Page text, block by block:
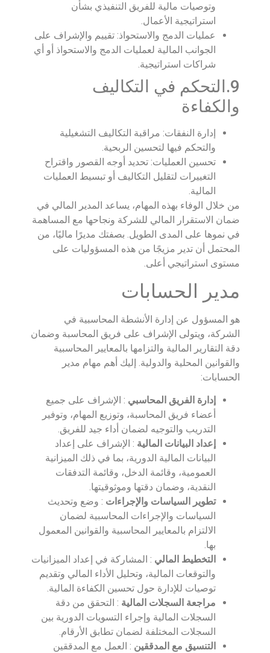
وتوصيات مالية للفريق التنفيذي بشأن
استراتيجية الأعمال.
عمليات الدمج والاستحواذ: تقييم والإشراف على
الجوانب المالية لعمليات الدمج والاستحواذ أو أي
شراكات استراتيجية.
9.التحكم في التكاليف
والكفاءة
إدارة النفقات: مراقبة التكاليف التشغيلية
والتحكم فيها لتحسين الربحية.
تحسين العمليات: تحديد أوجه القصور واقتراح
التغييرات لتقليل التكاليف أو تبسيط العمليات
المالية.
من خلال الوفاء بهذه المهام، يساعد المدير المالي في
ضمان الاستقرار المالي للشركة ونجاحها مع المساهمة
في نموها على المدى الطويل. بصفتك مديرًا ماليًا، من
المحتمل أن تدير مزيجًا من هذه المسؤوليات على
مستوى استراتيجي أعلى.
مدير الحسابات
هو المسؤول عن إدارة الأنشطة المحاسبية في
الشركة، ويتولى الإشراف على فريق المحاسبة وضمان
دقة التقارير المالية والتزامها بالمعايير المحاسبية
والقوانين المحلية والدولية. إليك أهم مهام مدير
الحسابات:
إدارة الفريق المحاسبي : الإشراف على جميع
أعضاء فريق المحاسبة، وتوزيع المهام، وتوفير
التدريب والتوجيه لضمان أداء جيد للفريق.
إعداد البيانات المالية : الإشراف على إعداد
البيانات المالية الدورية، بما في ذلك الميزانية
العمومية، وقائمة الدخل، وقائمة التدفقات
النقدية، وضمان دقتها وموثوقيتها.
تطوير السياسات والإجراءات : وضع وتحديث
السياسات والإجراءات المحاسبية لضمان
الالتزام بالمعايير المحاسبية والقوانين المعمول
بها.
التخطيط المالي : المشاركة في إعداد الميزانيات
والتوقعات المالية، وتحليل الأداء المالي وتقديم
توصيات للإدارة حول تحسين الكفاءة المالية.
مراجعة السجلات المالية : التحقق من دقة
السجلات المالية وإجراء التسويات الدورية بين
السجلات المختلفة لضمان تطابق الأرقام.
التنسيق مع المدققين : العمل مع المدققين